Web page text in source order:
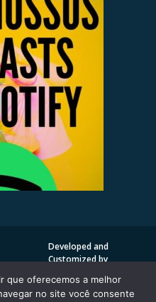
Developed and
Customized by
DESIGN
UsingVantage Theme
que oferecemos a melhor
no site você consente